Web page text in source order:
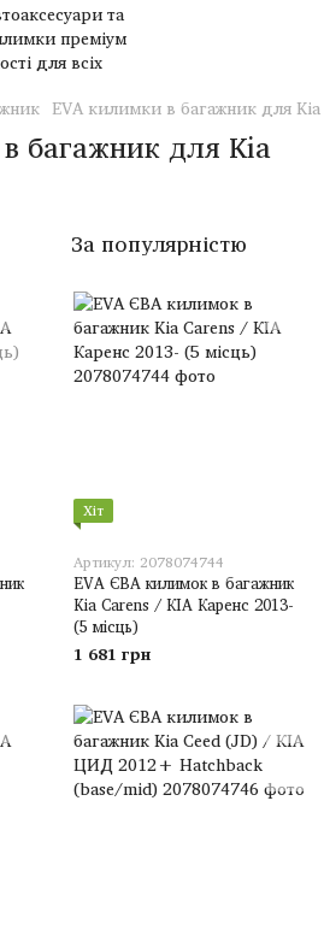
EVA килимки в багажник для
багажник для Kia
За популярністю
Хіт
Артикул: 2078074744
EVA ЄВА килимок в багажник
Kia Carens / КІА Каренс 2013-
(5 місць)
1 681 грн